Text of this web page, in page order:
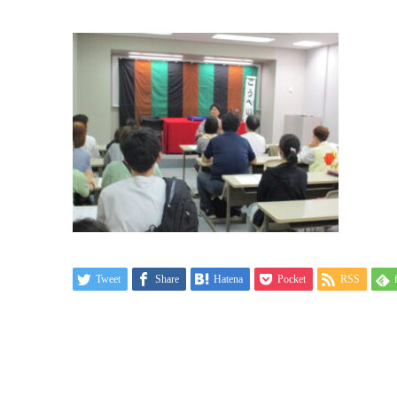
Tweet Share Hatena Pocket RSS